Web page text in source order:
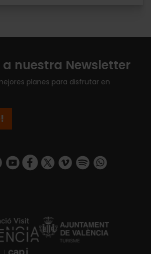
nuestra Newsletter
planes para disfrutar en
company/turismo-valencia/mycompany/
www.instagram.com/visit_valencia/
https://www.youtube.com/user/
https://www.facebook.com/
https://twitter.com/
https://vimeo.com/
https://https://api.whatsapp.com/